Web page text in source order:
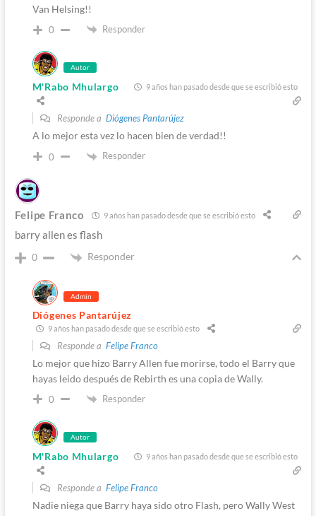
Van Helsing!!
0 Responder
Autor
M'Rabo Mhulargo 9 años han pasado desde que se escribió esto
Responde a Diógenes Pantarújez
A lo mejor esta vez lo hacen bien de verdad!!
0 Responder
Felipe Franco 9 años han pasado desde que se escribió esto
barry allen es flash
0 Responder
Admin
Diógenes Pantarújez
9 años han pasado desde que se escribió esto
Responde a Felipe Franco
Lo mejor que hizo Barry Allen fue morirse, todo el Barry que
hayas leido después de Rebirth es una copia de Wally.
0 Responder
Autor
M'Rabo Mhulargo 9 años han pasado desde que se escribió esto
Responde a Felipe Franco
Nadie niega que Barry haya sido otro Flash, pero Wally West